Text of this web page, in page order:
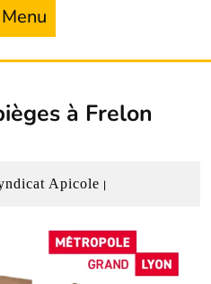
Menu
à Frelon
Apicole Syndicat
|